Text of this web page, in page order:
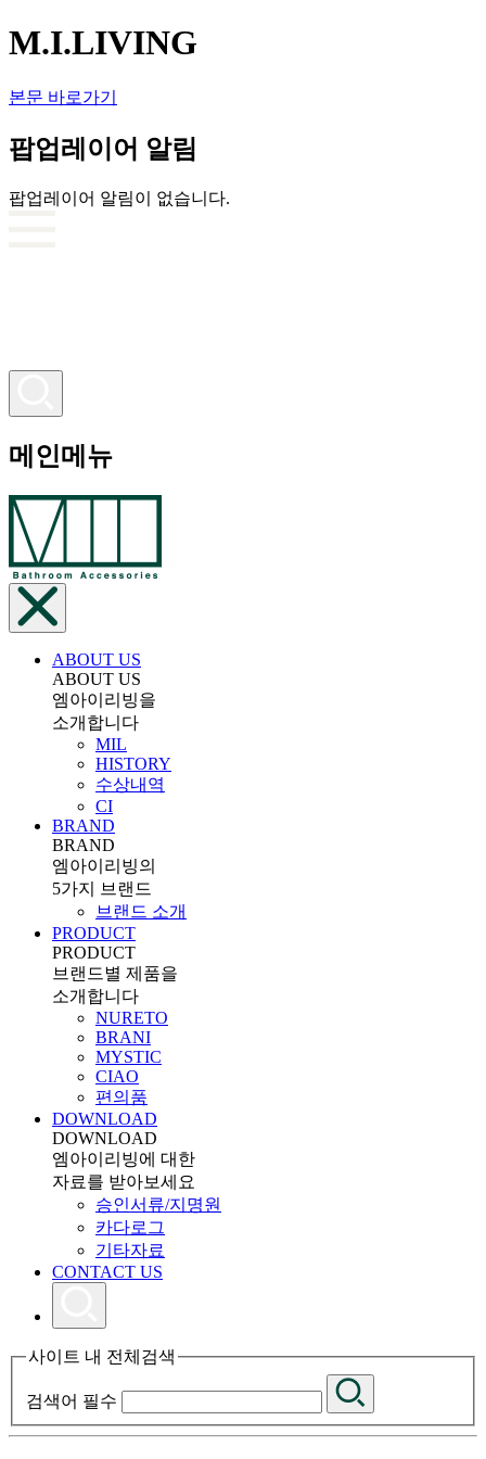
M.I.LIVING
본문 바로가기
팝업레이어 알림
팝업레이어 알림이 없습니다.
메인메뉴
ABOUT US
ABOUT US
엠아이리빙을
소개합니다
MIL
HISTORY
수상내역
CI
BRAND
BRAND
엠아이리빙의
5가지 브랜드
브랜드 소개
PRODUCT
PRODUCT
브랜드별 제품을
소개합니다
NURETO
BRANI
MYSTIC
CIAO
편의품
DOWNLOAD
DOWNLOAD
엠아이리빙에 대한
자료를 받아보세요
승인서류/지명원
카다로그
기타자료
CONTACT US
사이트 내 전체검색
검색어 필수